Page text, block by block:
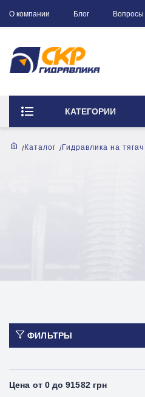
О компании Блог Вопросы
КАТЕГОРИИ
Каталог Гидравлика на тягач
ФИЛЬТРЫ
Цена от 0 до 91582 грн